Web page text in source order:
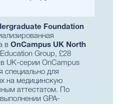
Foundation
в OnCampus UK North
Group, £28
UK-серии OnCampus
специально для
на медицинскую
аттестатом. По
GPA-